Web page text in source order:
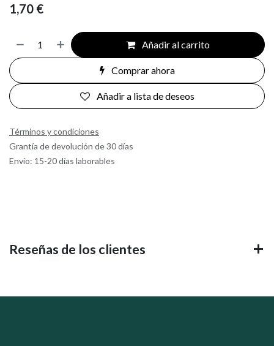
1,70 €
Añadir al carrito
Comprar ahora
Añadir a lista de deseos
Términos y condiciones
Grantía de devolución de 30 días
Envío: 15-20 días laborables
Reseñas de los clientes